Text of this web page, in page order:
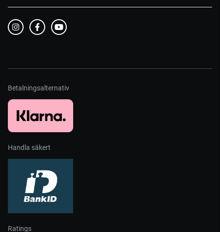
Betalningsalternativ
Handla säkert
Ratings